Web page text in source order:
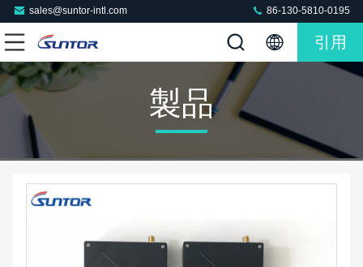
sales@suntor-intl.com 86-130-5810-0195
引用
製品